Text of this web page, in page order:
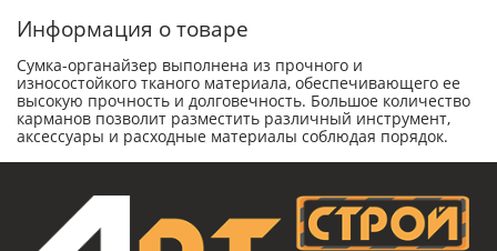
Информация о товаре
Сумка-органайзер выполнена из прочного и
износостойкого тканого материала, обеспечивающего ее
высокую прочность и долговечность. Большое количество
карманов позволит разместить различный инструмент,
аксессуары и расходные материалы соблюдая порядок.